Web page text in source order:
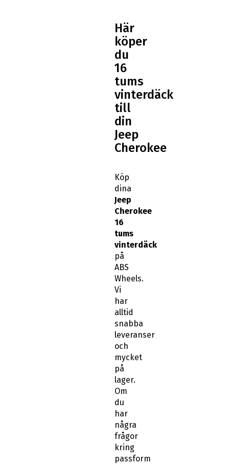
Här
köper
du
16
tums
vinterdäck
till
din
Jeep
Cherokee
Köp
dina
Jeep
Cherokee
16
tums
vinterdäck
på
ABS
Wheels.
Vi
har
alltid
snabba
leveranser
och
mycket
på
lager.
Om
du
har
några
frågor
kring
passform